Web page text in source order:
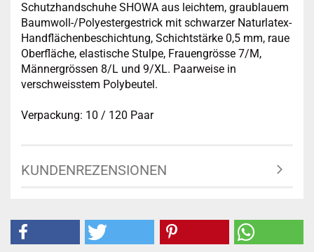
Schutzhandschuhe SHOWA aus leichtem, graublauem
Baumwoll-/Polyestergestrick mit schwarzer Naturlatex-
Handflächenbeschichtung, Schichtstärke 0,5 mm, raue
Oberfläche, elastische Stulpe, Frauengrösse 7/M,
Männergrössen 8/L und 9/XL. Paarweise in
verschweisstem Polybeutel.
Verpackung: 10 / 120 Paar
KUNDENREZENSIONEN